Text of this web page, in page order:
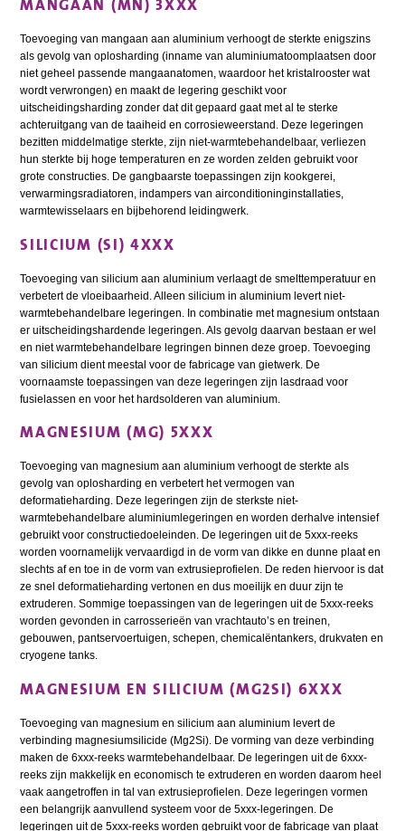
Toevoeging van mangaan aan aluminium verhoogt de sterkte enigszins
als gevolg van oplosharding (inname van aluminiumatoomplaatsen door
niet geheel passende mangaanatomen, waardoor het kristalrooster wat
wordt verwrongen) en maakt de legering geschikt voor
uitscheidingsharding zonder dat dit gepaard gaat met al te sterke
achteruitgang van de taaiheid en corrosieweerstand. Deze legeringen
bezitten middelmatige sterkte, zijn niet-warmtebehandelbaar, verliezen
hun sterkte bij hoge temperaturen en ze worden zelden gebruikt voor
grote constructies. De gangbaarste toepassingen zijn kookgerei,
verwarmingsradiatoren, indampers van airconditioninginstallaties,
warmtewisselaars en bijbehorend leidingwerk.
SILICIUM (SI) 4XXX
Toevoeging van silicium aan aluminium verlaagt de smelttemperatuur en
verbetert de vloeibaarheid. Alleen silicium in aluminium levert niet-
warmtebehandelbare legeringen. In combinatie met magnesium ontstaan
er uitscheidingshardende legeringen. Als gevolg daarvan bestaan er wel
en niet warmtebehandelbare legringen binnen deze groep. Toevoeging
van silicium dient meestal voor de fabricage van gietwerk. De
voornaamste toepassingen van deze legeringen zijn lasdraad voor
fusielassen en voor het hardsolderen van aluminium.
MAGNESIUM (MG) 5XXX
Toevoeging van magnesium aan aluminium verhoogt de sterkte als
gevolg van oplosharding en verbetert het vermogen van
deformatieharding. Deze legeringen zijn de sterkste niet-
warmtebehandelbare aluminiumlegeringen en worden derhalve intensief
gebruikt voor constructiedoeleinden. De legeringen uit de 5xxx-reeks
worden voornamelijk vervaardigd in de vorm van dikke en dunne plaat en
slechts af en toe in de vorm van extrusieprofielen. De reden hiervoor is dat
ze snel deformatieharding vertonen en dus moeilijk en duur zijn te
extruderen. Sommige toepassingen van de legeringen uit de 5xxx-reeks
worden gevonden in carrosserieën van vrachtauto’s en treinen,
gebouwen, pantservoertuigen, schepen, chemicalëntankers, drukvaten en
cryogene tanks.
MAGNESIUM EN SILICIUM (MG2SI) 6XXX
Toevoeging van magnesium en silicium aan aluminium levert de
verbinding magnesiumsilicide (Mg2Si). De vorming van deze verbinding
maken de 6xxx-reeks warmtebehandelbaar. De legeringen uit de 6xxx-
reeks zijn makkelijk en economisch te extruderen en worden daarom heel
vaak aangetroffen in tal van extrusieprofielen. Deze legeringen vormen
een belangrijk aanvullend systeem voor de 5xxx-legeringen. De
legeringen uit de 5xxx-reeks worden gebruikt voor de fabricage van plaat